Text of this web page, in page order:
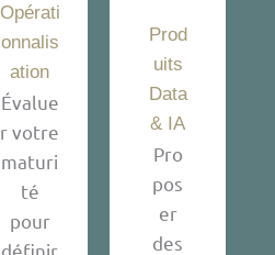
Opérati
onnalis
ation
Évalue
r votre
maturi
té
pour
définir
Prod
uits
Data
& IA
Pro
pos
er
des